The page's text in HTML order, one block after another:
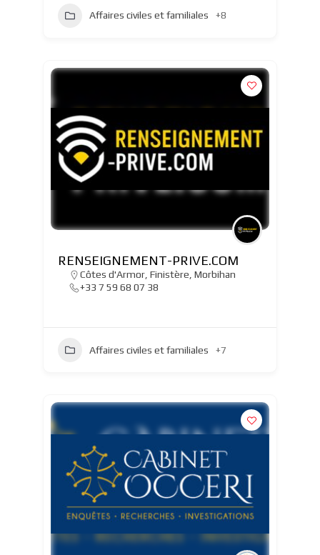
Affaires civiles et familiales +8
RENSEIGNEMENT-PRIVE.COM
Côtes d'Armor, Finistère, Morbihan
+33 7 59 68 07 38
Affaires civiles et familiales +7